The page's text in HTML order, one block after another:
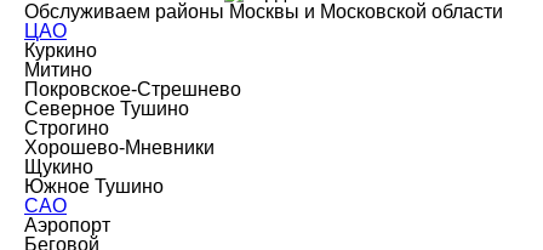
Обслуживаем районы Москвы и Московской области
ЦАО
Куркино
Митино
Покровское-Стрешнево
Северное Тушино
Строгино
Хорошево-Мневники
Щукино
Южное Тушино
САО
Аэропорт
Беговой